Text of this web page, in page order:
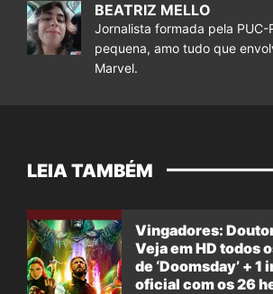
BEATRIZ MELLO
Jornalista formada pela PUC-
pequena, amo tudo que
Marvel.
LEIA TAMBÉM
Vingadores:
Veja em HD todos
de ‘Doomsday’ + 1
oficial com os 26